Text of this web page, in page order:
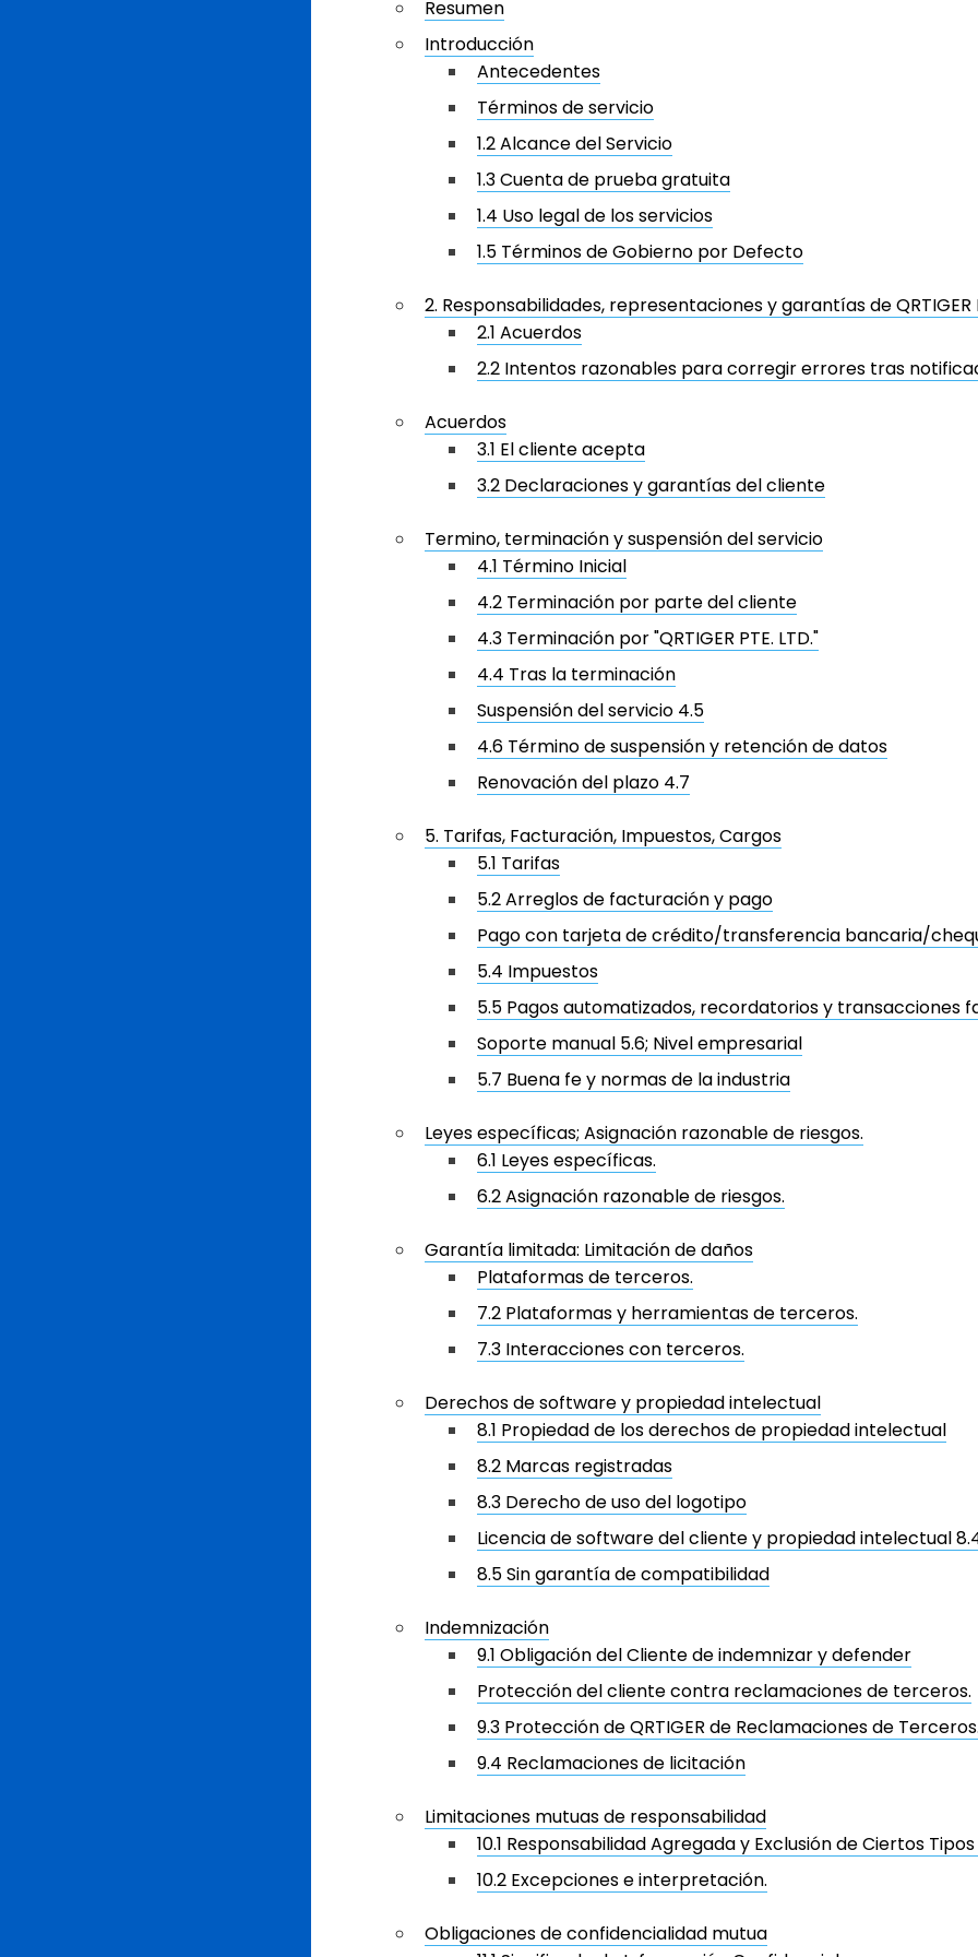
Resumen
Introducción
Antecedentes
Términos de servicio
1.2 Alcance del Servicio
1.3 Cuenta de prueba gratuita
1.4 Uso legal de los servicios
1.5 Términos de Gobierno por Defecto
2. Responsabilidades, representaciones y garantías de QRTIGER
2.1 Acuerdos
2.2 Intentos razonables para corregir errores tras
Acuerdos
3.1 El cliente acepta
3.2 Declaraciones y garantías del cliente
Termino, terminación y suspensión del servicio
4.1 Término Inicial
4.2 Terminación por parte del cliente
4.3 Terminación por "QRTIGER PTE. LTD."
4.4 Tras la terminación
Suspensión del servicio 4.5
4.6 Término de suspensión y retención de datos
Renovación del plazo 4.7
5. Tarifas, Facturación, Impuestos, Cargos
5.1 Tarifas
5.2 Arreglos de facturación y pago
Pago con tarjeta de crédito/transferencia bancaria/
5.4 Impuestos
5.5 Pagos automatizados, recordatorios y transacciones
Soporte manual 5.6; Nivel empresarial
5.7 Buena fe y normas de la industria
Leyes específicas; Asignación razonable de riesgos.
6.1 Leyes específicas.
6.2 Asignación razonable de riesgos.
Garantía limitada: Limitación de daños
Plataformas de terceros.
7.2 Plataformas y herramientas de terceros.
7.3 Interacciones con terceros.
Derechos de software y propiedad intelectual
8.1 Propiedad de los derechos de propiedad intelectual
8.2 Marcas registradas
8.3 Derecho de uso del logotipo
Licencia de software del cliente y propiedad intelectual
8.5 Sin garantía de compatibilidad
Indemnización
9.1 Obligación del Cliente de indemnizar y defender
Protección del cliente contra reclamaciones de terceros.
9.3 Protección de QRTIGER de Reclamaciones de Terceros.
9.4 Reclamaciones de licitación
Limitaciones mutuas de responsabilidad
10.1 Responsabilidad Agregada y Exclusión de Ciertos
10.2 Excepciones e interpretación.
Obligaciones de confidencialidad mutua